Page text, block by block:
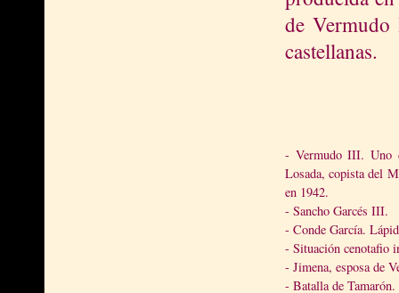
de
castellanas.
- Vermudo III. Uno
Losada, copista del
en 1942.
- Sancho Garcés III.
- Conde García.
- Situación cenotafio
- Jimena, esposa de
- Batalla de